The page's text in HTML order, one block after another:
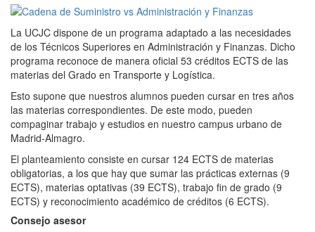
La UCJC dispone de un programa adaptado a las necesidades
de los Técnicos Superiores en Administración y Finanzas. Dicho
programa reconoce de manera oficial 53 créditos ECTS de las
materias del Grado en Transporte y Logística.
Esto supone que nuestros alumnos pueden cursar en tres años
las materias correspondientes. De este modo, pueden
compaginar trabajo y estudios en nuestro campus urbano de
Madrid-Almagro.
El planteamiento consiste en cursar 124 ECTS de materias
obligatorias, a los que hay que sumar las prácticas externas (9
ECTS), materias optativas (39 ECTS), trabajo fin de grado (9
ECTS) y reconocimiento académico de créditos (6 ECTS).
Consejo asesor